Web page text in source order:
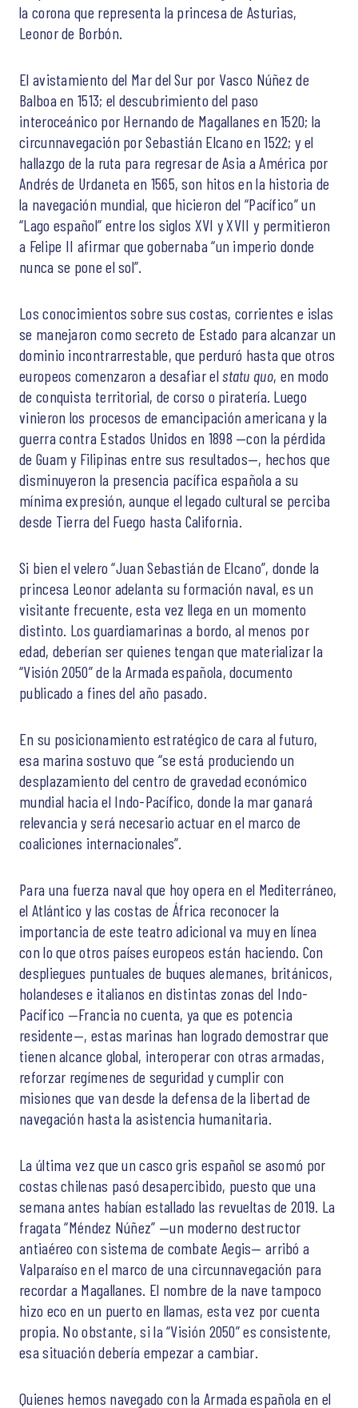
la corona que representa la princesa de Asturias,
Leonor de Borbón.
El avistamiento del Mar del Sur por Vasco Núñez de
Balboa en 1513; el descubrimiento del paso
interoceánico por Hernando de Magallanes en 1520; la
circunnavegación por Sebastián Elcano en 1522; y el
hallazgo de la ruta para regresar de Asia a América por
Andrés de Urdaneta en 1565, son hitos en la historia de
la navegación mundial, que hicieron del “Pacífico” un
“Lago español” entre los siglos XVI y XVII y permitieron
a Felipe II afirmar que gobernaba “un imperio donde
nunca se pone el sol”.
Los conocimientos sobre sus costas, corrientes e islas
se manejaron como secreto de Estado para alcanzar un
dominio incontrarrestable, que perduró hasta que otros
europeos comenzaron a desafiar elstatu quo, en modo
de conquista territorial, de corso o piratería. Luego
vinieron los procesos de emancipación americana y la
guerra contra Estados Unidos en 1898 —con la pérdida
de Guam y Filipinas entre sus resultados—, hechos que
disminuyeron la presencia pacífica española a su
mínima expresión, aunque el legado cultural se perciba
desde Tierra del Fuego hasta California.
Si bien el velero “Juan Sebastián de Elcano”, donde la
princesa Leonor adelanta su formación naval, es un
visitante frecuente, esta vez llega en un momento
distinto. Los guardiamarinas a bordo, al menos por
edad, deberían ser quienes tengan que materializar la
“Visión 2050” de la Armada española, documento
publicado a fines del año pasado.
En su posicionamiento estratégico de cara al futuro,
esa marina sostuvo que “se está produciendo un
desplazamiento del centro de gravedad económico
mundial hacia el Indo-Pacífico, donde la mar ganará
relevancia y será necesario actuar en el marco de
coaliciones internacionales”.
Para una fuerza naval que hoy opera en el Mediterráneo,
el Atlántico y las costas de África reconocer la
importancia de este teatro adicional va muy en línea
con lo que otros países europeos están haciendo. Con
despliegues puntuales de buques alemanes, británicos,
holandeses e italianos en distintas zonas del Indo-
Pacífico —Francia no cuenta, ya que es potencia
residente—, estas marinas han logrado demostrar que
tienen alcance global, interoperar con otras armadas,
reforzar regímenes de seguridad y cumplir con
misiones que van desde la defensa de la libertad de
navegación hasta la asistencia humanitaria.
La última vez que un casco gris español se asomó por
costas chilenas pasó desapercibido, puesto que una
semana antes habían estallado las revueltas de 2019. La
fragata “Méndez Núñez” —un moderno destructor
antiaéreo con sistema de combate Aegis— arribó a
Valparaíso en el marco de una circunnavegación para
recordar a Magallanes. El nombre de la nave tampoco
hizo eco en un puerto en llamas, esta vez por cuenta
propia. No obstante, si la “Visión 2050” es consistente,
esa situación debería empezar a cambiar.
Quienes hemos navegado con la Armada española en el